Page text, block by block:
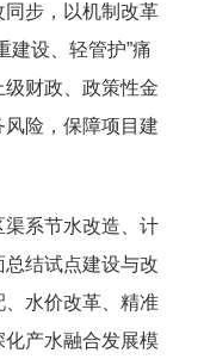
步，以机制改革
建设、轻管护”痛
财政、政策性金
险，保障项目建
系节水改造、计
结试点建设与改
水价改革、精准
产水融合发展模